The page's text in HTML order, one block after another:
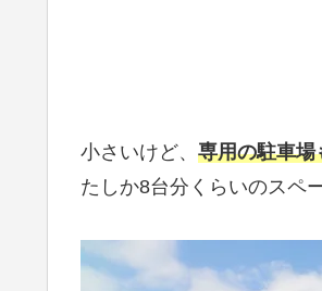
小さいけど、 専用の駐車場
たしか8台分くらいのスペ